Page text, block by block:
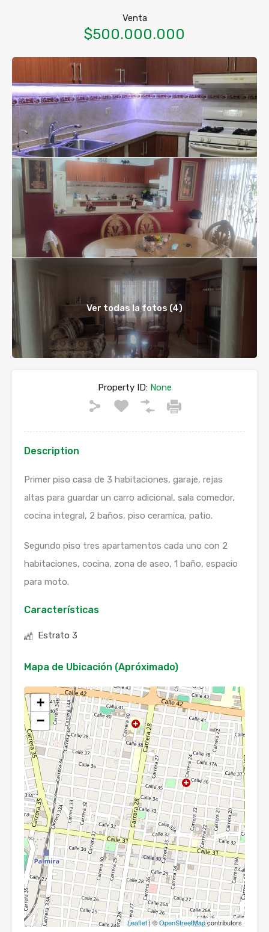
Venta
$500.000.000
Ver todas la fotos (4)
Property ID:None
Description
Primer piso casa de 3 habitaciones, garaje, rejas
altas para guardar un carro adicional, sala comedor,
cocina integral, 2 baños, piso ceramica, patio.
Segundo piso tres apartamentos cada uno con 2
habitaciones, cocina, zona de aseo, 1 baño, espacio
para moto.
Características
Estrato 3
Mapa de Ubicación (Apróximado)
+
−
Leaflet| ©OpenStreetMapcontributors